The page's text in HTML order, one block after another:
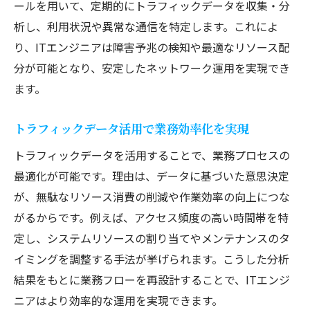
ールを用いて、定期的にトラフィックデータを収集・分
析し、利用状況や異常な通信を特定します。これによ
り、ITエンジニアは障害予兆の検知や最適なリソース配
分が可能となり、安定したネットワーク運用を実現でき
ます。
トラフィックデータ活用で業務効率化を実現
トラフィックデータを活用することで、業務プロセスの
最適化が可能です。理由は、データに基づいた意思決定
が、無駄なリソース消費の削減や作業効率の向上につな
がるからです。例えば、アクセス頻度の高い時間帯を特
定し、システムリソースの割り当てやメンテナンスのタ
イミングを調整する手法が挙げられます。こうした分析
結果をもとに業務フローを再設計することで、ITエンジ
ニアはより効率的な運用を実現できます。